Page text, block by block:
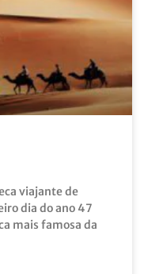
viajante de
dia do ano 47
mais famosa da